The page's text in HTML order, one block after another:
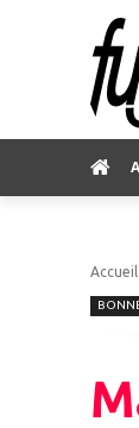
Accueil